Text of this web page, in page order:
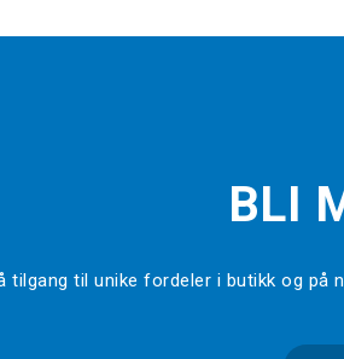
BLI
tilgang til unike fordeler i butikk og på